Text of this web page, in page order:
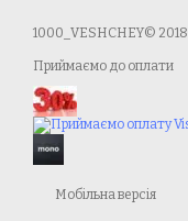
1000_VESHCHEY© 2018
Приймаємо до оплати
Мобільна версія